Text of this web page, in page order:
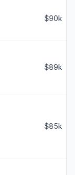
$90k
$89k
$85k